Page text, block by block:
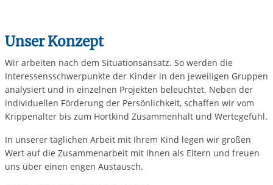
Unser Konzept
Wir arbeiten nach dem Situationsansatz. So werden die
Interessensschwerpunkte der Kinder in den jeweiligen Gruppen
analysiert und in einzelnen Projekten beleuchtet. Neben der
individuellen Förderung der Persönlichkeit, schaffen wir vom
Krippenalter bis zum Hortkind Zusammenhalt und Wertegefühl.
In unserer täglichen Arbeit mit Ihrem Kind legen wir großen
Wert auf die Zusammenarbeit mit Ihnen als Eltern und freuen
uns über einen engen Austausch.